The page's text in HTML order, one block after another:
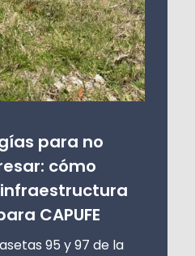
para no
cómo
CAPUFE
95 y 97 de la